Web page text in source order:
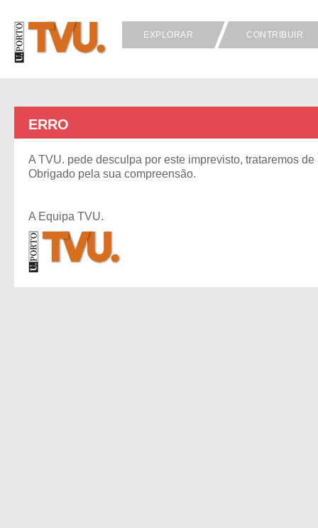
EXPLORAR CONTRIBUIR
ERRO
A TVU. pede desculpa por este imprevisto, trataremos
Obrigado pela sua compreensão.
A Equipa TVU.